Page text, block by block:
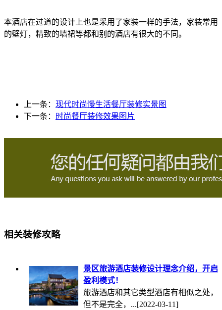
本酒店在过道的设计上也是采用了家装一样的手法，家装常用
的壁灯，精致的墙裙等都和别的酒店有很大的不同。
上一条： 现代时尚慢生活餐厅装修实景图
下一条：
时尚餐厅装修效果图片
相关装修攻略
景区旅游酒店装修设计理念介绍，开启
盈利模式！
旅游酒店和其它类型酒店有相似之处，
但不是完全，...[2022-03-11]